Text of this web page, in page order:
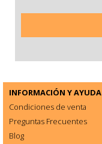
INFORMACIÓN Y AYUDA
Condiciones de venta
Preguntas Frecuentes
Blog